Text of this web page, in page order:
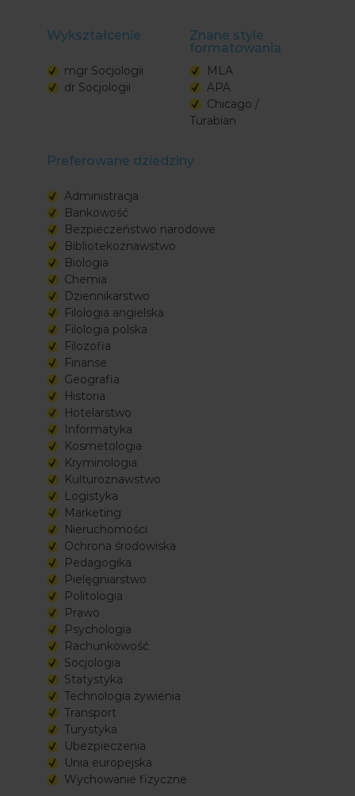
Wykształcenie
mgr Socjologii
dr Socjologii
Znane style
formatowania
MLA
APA
Chicago /
Turabian
Preferowane dziedziny
Administracja
Bankowość
Bezpieczeństwo narodowe
Bibliotekoznawstwo
Biologia
Chemia
Dziennikarstwo
Filologia angielska
Filologia polska
Filozofia
Finanse
Geografia
Historia
Hotelarstwo
Informatyka
Kosmetologia
Kryminologia
Kulturoznawstwo
Logistyka
Marketing
Nieruchomości
Ochrona środowiska
Pedagogika
Pielęgniarstwo
Politologia
Prawo
Psychologia
Rachunkowość
Socjologia
Statystyka
Technologia żywienia
Transport
Turystyka
Ubezpieczenia
Unia europejska
Wychowanie fizyczne